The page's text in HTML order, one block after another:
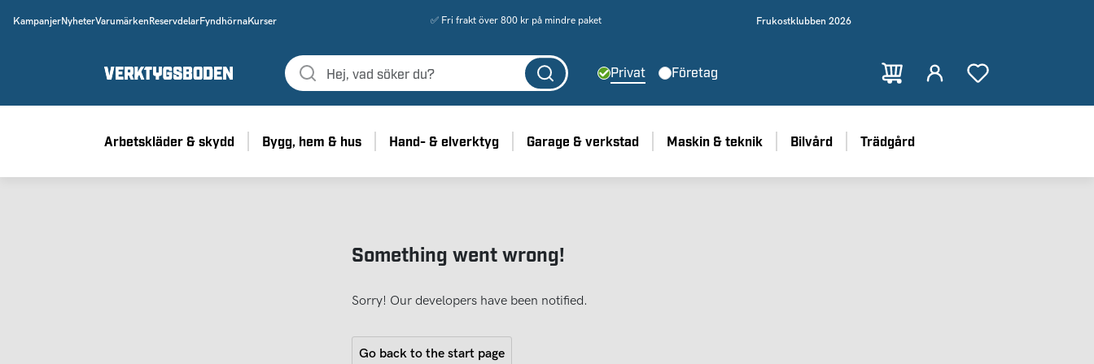
KampanjerNyheterVarumärken ReservdelarFyndhörnaKurser ✅ Fri frakt över 800 kr på mindre paket Frukostklubben 2026
Privat Företag
Arbetskläder & skydd Bygg, hem & hus Hand- & elverktyg Garage & verkstad Maskin & teknik Bilvård Trädgård
Something went wrong!
Sorry! Our developers have been notified.
Go back to the start page